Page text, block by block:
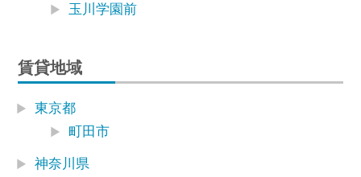
玉川学園前
賃貸地域
東京都
町田市
神奈川県